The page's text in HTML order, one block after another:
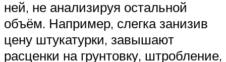
ней, не анализируя остальной
объём. Например, слегка занизив
цену штукатурки, завышают
расценки на грунтовку, штробление,